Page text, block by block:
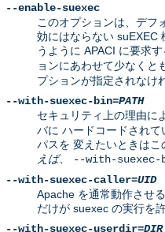
--enable-suexec
このオプションは、デフ
効にはならない suEXEC
うように APACI に要求す
ョンにあわせて少なくと
プションが指定されなけ
--with-suexec-bin=PATH
セキュリティ上の理由に
バに ハードコードされ
パスを 変えたいときはこ
えば、 --with-suexec-
--with-suexec-caller=UID
Apache を通常動作させる
だけが suexec の実行を
--with-suexec-userdir=DIR